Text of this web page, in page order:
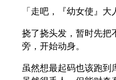
「走吧，『幼女使』大
挠了挠头发，暂时先把
旁，开始动身。
虽然想最起码也该跑到